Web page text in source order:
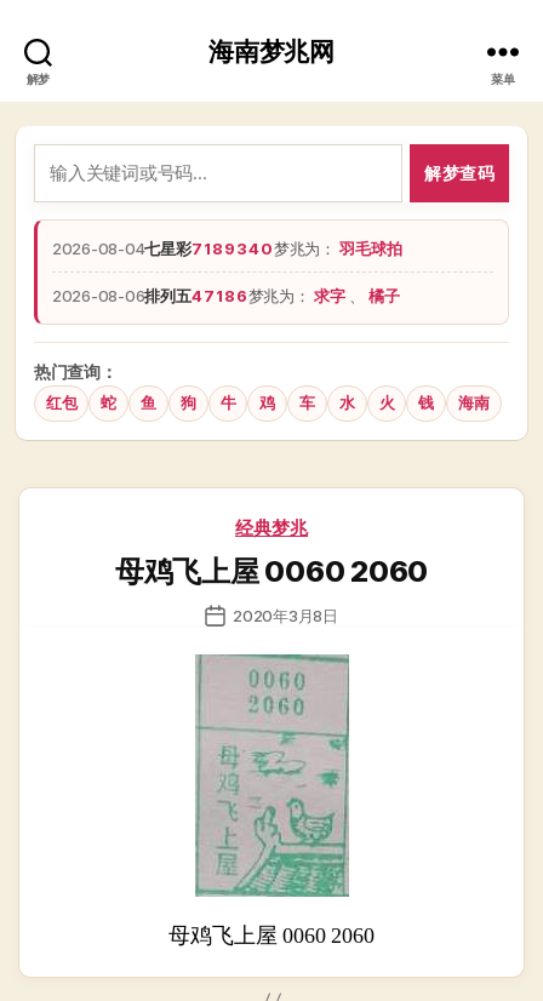
解梦
海南梦兆网
菜单
解梦查码
2026-08-04七星彩7189340梦兆为：羽毛球拍
2026-08-06排列五47186梦兆为：求字 橘子
热门查询：
红包 蛇 鱼 狗 牛 鸡 车 水 火 钱 海南
分
经典梦兆
母鸡飞上屋 0060 2060
发
日
2020年3月8日
母鸡飞上屋 0060 2060